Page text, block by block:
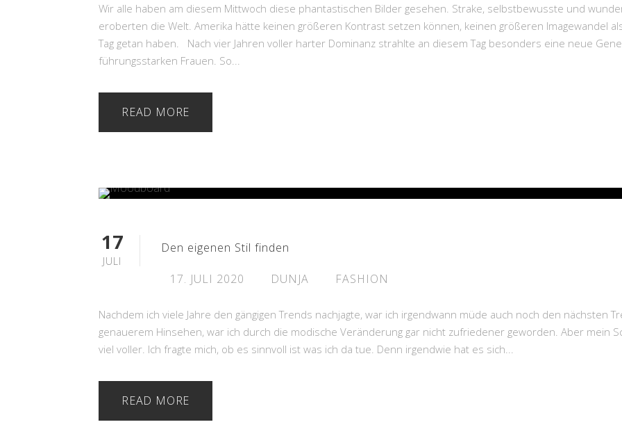
Wir alle haben am diesem Mittwoch diese phantastischen Bilder gesehen. Strake, selbstbewusste und
eroberten die Welt. Amerika hätte keinen größeren Kontrast setzen können, keinen größeren Imagewandel
Tag getan haben. Nach vier Jahren voller harter Dominanz strahlte an diesem Tag besonders eine neue
führungsstarken Frauen. So...
READ MORE
17
JULI
Den eigenen Stil finden
17. JULI 2020 DUNJA FASHION
Nachdem ich viele Jahre den gängigen Trends nachjagte, war ich irgendwann müde auch noch den nächsten
genauerem Hinsehen, war ich durch die modische Veränderung gar nicht zufriedener geworden. Aber mein
viel voller. Ich fragte mich, ob es sinnvoll ist was ich da tue. Denn irgendwie hat es sich...
READ MORE